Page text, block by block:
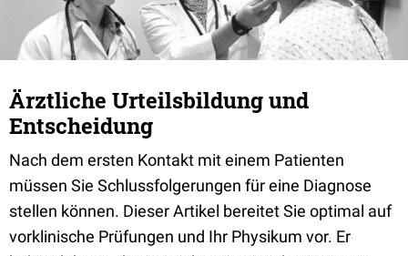
Ärztliche Urteilsbildung und
Entscheidung
Nach dem ersten Kontakt mit einem Patienten
müssen Sie Schlussfolgerungen für eine Diagnose
stellen können. Dieser Artikel bereitet Sie optimal auf
vorklinische Prüfungen und Ihr Physikum vor. Er